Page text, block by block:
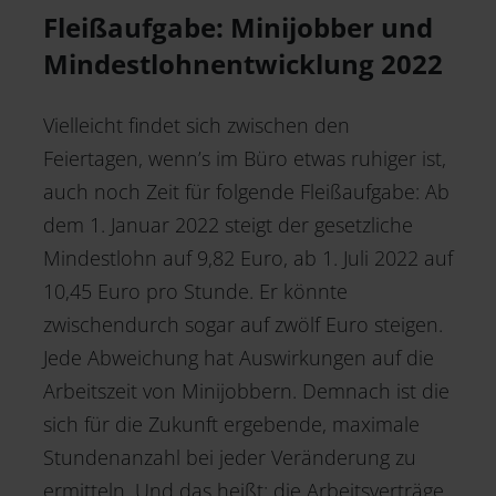
Fleißaufgabe: Minijobber und
Mindestlohnentwicklung 2022
Vielleicht findet sich zwischen den
Feiertagen, wenn’s im Büro etwas ruhiger ist,
auch noch Zeit für folgende Fleißaufgabe: Ab
dem 1. Januar 2022 steigt der gesetzliche
Mindestlohn auf 9,82 Euro, ab 1. Juli 2022 auf
10,45 Euro pro Stunde. Er könnte
zwischendurch sogar auf zwölf Euro steigen.
Jede Abweichung hat Auswirkungen auf die
Arbeitszeit von Minijobbern. Demnach ist die
sich für die Zukunft ergebende, maximale
Stundenanzahl bei jeder Veränderung zu
ermitteln. Und das heißt: die Arbeitsverträge